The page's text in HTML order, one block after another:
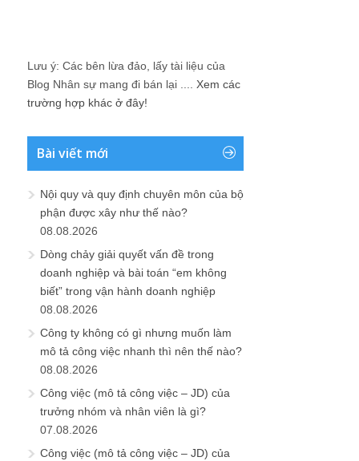
Lưu ý: Các bên lừa đảo, lấy tài liệu của
Blog Nhân sự mang đi bán lại .... Xem các
trường hợp khác ở đây!
Bài viết mới
Nội quy và quy định chuyên môn của bộ
phận được xây như thế nào?
08.08.2026
Dòng chảy giải quyết vấn đề trong
doanh nghiệp và bài toán “em không
biết” trong vận hành doanh nghiệp
08.08.2026
Công ty không có gì nhưng muốn làm
mô tả công việc nhanh thì nên thế nào?
08.08.2026
Công việc (mô tả công việc – JD) của
trưởng nhóm và nhân viên là gì?
07.08.2026
Công việc (mô tả công việc – JD) của